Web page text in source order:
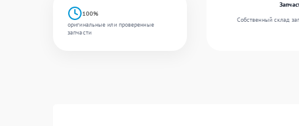
100%
оригинальные или проверенные
запчасти
Собственный склад